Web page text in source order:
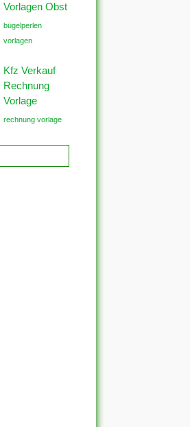
Vorlagen Obst
bügelperlen
vorlagen
Kfz Verkauf
Rechnung
Vorlage
rechnung vorlage